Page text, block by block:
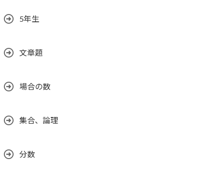
5年生
文章題
場合の数
集合、論理
分数